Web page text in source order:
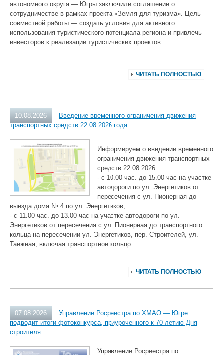
автономного округа — Югры заключили соглашение о
сотрудничестве в рамках проекта «Земля для туризма». Цель
совместной работы — создать условия для активного
использования туристического потенциала региона и привлечь
инвесторов к реализации туристических проектов.
ЧИТАТЬ ПОЛНОСТЬЮ
10.08.2026
Введение временного ограничения движения
транспортных средств 22.08.2026 года
Информируем о введении временного
ограничения движения транспортных
средств 22.08.2026:
- с 10.00 час. до 15.00 час на участке
автодороги по ул. Энергетиков от
пересечения с ул. Пионерная до
выезда дома № 4 по ул. Энергетиков;
- с 11.00 час. до 13.00 час на участке автодороги по ул.
Энергетиков от пересечения с ул. Пионерная до транспортного
кольца на пересечении ул. Энергетиков, пер. Строителей, ул.
Таежная, включая транспортное кольцо.
ЧИТАТЬ ПОЛНОСТЬЮ
07.08.2026
Управление Росреестра по ХМАО — Югре
подводит итоги фотоконкурса, приуроченного к 70 летию Дня
строителя
Управление Росреестра по